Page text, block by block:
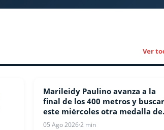
Ver
ATLETISMO
Marileidy Paulino avanza a la
final de los 400 metros y
este miércoles otra medalla de
oro
05 Ago 2026·2 min